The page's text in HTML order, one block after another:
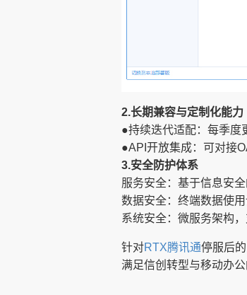
2.长期兼容与定制化能力
●持续迭代适配：每季度
●API开放集成：可对接
3.安全防护体系
服务安全：基于信息安
数据安全：终端数据使
系统安全：微服务架构
针对RTX腾讯通停服后
满足信创转型与移动办公